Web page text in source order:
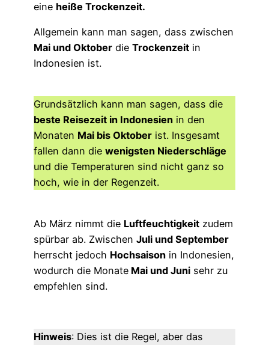
eine heiße Trockenzeit.
Allgemein kann man sagen, dass zwischen
Mai und Oktober die Trockenzeit in
Indonesien ist.
Grundsätzlich kann man sagen, dass die
beste Reisezeit in Indonesien in den
Monaten Mai bis Oktober ist. Insgesamt
fallen dann die wenigsten Niederschläge
und die Temperaturen sind nicht ganz so
hoch, wie in der Regenzeit.
Ab März nimmt die Luftfeuchtigkeit zudem
spürbar ab. Zwischen Juli und September
herrscht jedoch Hochsaison in Indonesien,
wodurch die Monate Mai und Juni sehr zu
empfehlen sind.
Hinweis: Dies ist die Regel, aber das